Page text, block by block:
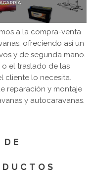
a la compra-venta
ofreciendo así un
y de segunda mano.
el traslado de las
cliente lo necesita.
reparación y montaje
y autocaravanas.